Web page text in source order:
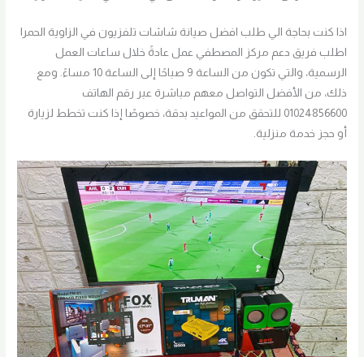
اذا كنت بحاجة الي طلب افضل صيانة شاشات تلفزيون في الزاوية الحمرا
اطلب فريق دعم مركز المصطفي عمل عادةً خلال ساعات العمل
الرسمية، والتي تكون من الساعة 9 صباحًا إلى الساعة 10 مساءً. ومع
ذلك، من الأفضل التواصل معهم مباشرة عبر رقم الهاتف
01024856600 للتحقق من المواعيد بدقة، خصوصًا إذا كنت تخطط لزيارة
أو حجز خدمة منزلية.